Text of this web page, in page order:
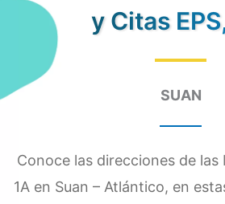
y Citas
SUAN
Conoce las direcciones de las
1A en Suan – Atlántico, en